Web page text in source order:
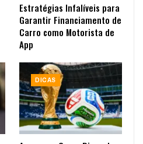
Estratégias Infalíveis para
Garantir Financiamento de
Carro como Motorista de
App
DICAS